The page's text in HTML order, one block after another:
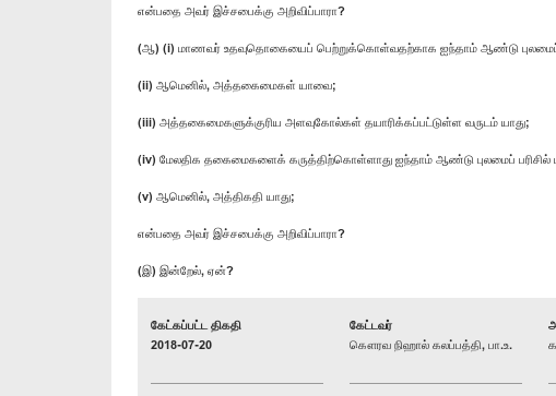
என்பதை அவர் இச்சபைக்கு அறிவிப்பாரா?
(ஆ) (i) மாணவர் ​உதவுதொகையைப் பெற்றுக்கொள்வதற்காக ஐந்தாம் ஆண்டு புலமைப்
(ii) ஆமெனில், அத்தகைமைகள் யாவை;
(iii) அத்தகைமைகளுக்குரிய அளவுகோல்கள் தயாரிக்கப்பட்டுள்ள வருடம் யாது;
(iv) மேலதிக தகைமைகளைக் கருத்திற்கொள்ளாது ஐந்தாம் ஆண்டு புலமைப்
(v) ஆமெனில், அத்திகதி யாது;
என்பதை அவர் இச்சபைக்கு அறிவிப்பாரா?
(இ) இன்றேல், ஏன்?
கேட்கப்பட்ட திகதி
2018-07-20
கேட்டவர்
கௌரவ நிஹால் கலப்பத்தி, பா.உ.